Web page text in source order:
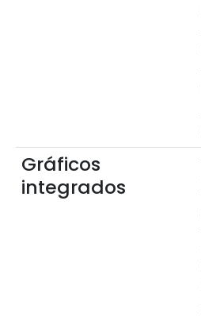
Gráficos
integrados